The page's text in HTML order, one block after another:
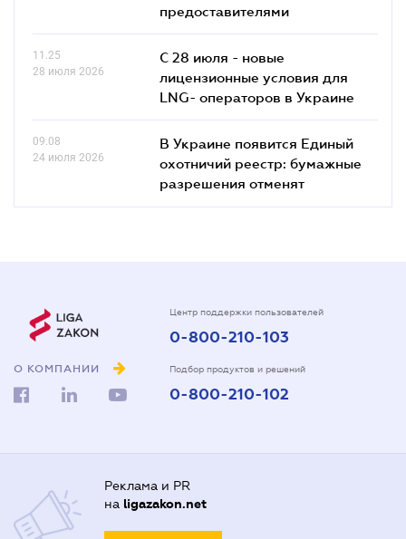
предоставителями
11.25
28 июля 2026
С 28 июля - новые
лицензионные условия для
LNG- операторов в Украине
09.08
24 июля 2026
В Украине появится Единый
охотничий реестр: бумажные
разрешения отменят
О КОМПАНИИ
Центр поддержки пользователей
0-800-210-103
Подбор продуктов и решений
0-800-210-102
Реклама и PR
на ligazakon.net